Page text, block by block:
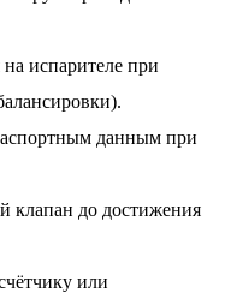
испарителе при
данным при
клапан до достижения
или